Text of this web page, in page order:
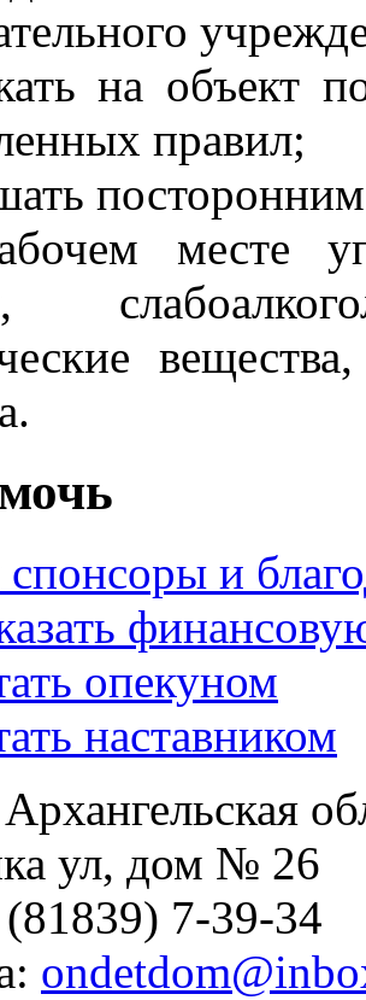
на объект
правил;
месте
и
опекуном
наставником
ул, дом № 26
7-39-34